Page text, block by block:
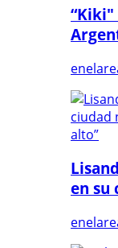
“Kiki"
en su